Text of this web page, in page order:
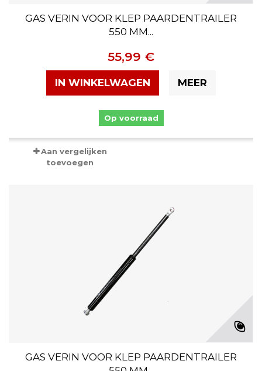
GAS VERIN VOOR KLEP PAARDENTRAILER
550 MM...
55,99 €
IN WINKELWAGEN MEER
Op voorraad
Aan vergelijken
toevoegen
GAS VERIN VOOR KLEP PAARDENTRAILER